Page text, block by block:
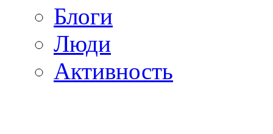
Блоги
Люди
Активность